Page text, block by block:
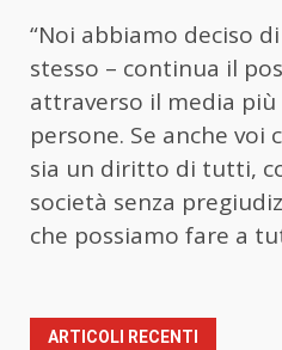
“Noi abbiamo deciso
stesso – continua il
attraverso il media
persone. Se anche voi
sia un diritto di tutti,
società senza
che possiamo fare a
ARTICOLI RECENTI